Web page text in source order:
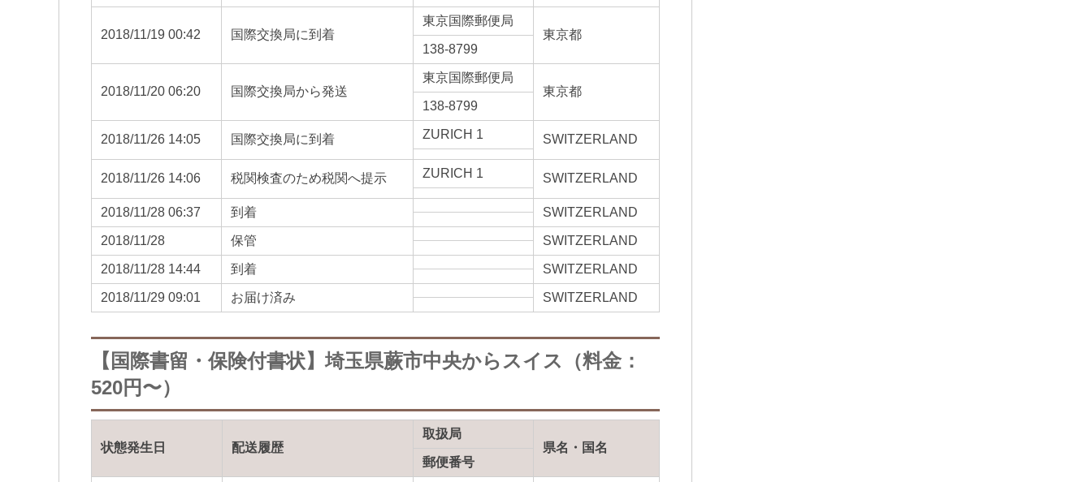
2018/11/19 00:42 国際交換局に到着
東京国際郵便局
東京都
138-8799
2018/11/20 06:20 国際交換局から発送
東京国際郵便局
東京都
138-8799
2018/11/26 14:05 国際交換局に到着 ZURICH 1 SWITZERLAND
2018/11/26 14:06 税関検査のため税関へ提示 ZURICH 1 SWITZERLAND
2018/11/28 06:37 到着 SWITZERLAND
2018/11/28 保管 SWITZERLAND
2018/11/28 14:44 到着 SWITZERLAND
2018/11/29 09:01 お届け済み SWITZERLAND
【国際書留・保険付書状】埼玉県蕨市中央からスイス（料金：
520円〜）
状態発生日 配送履歴
取扱局
県名・国名
郵便番号